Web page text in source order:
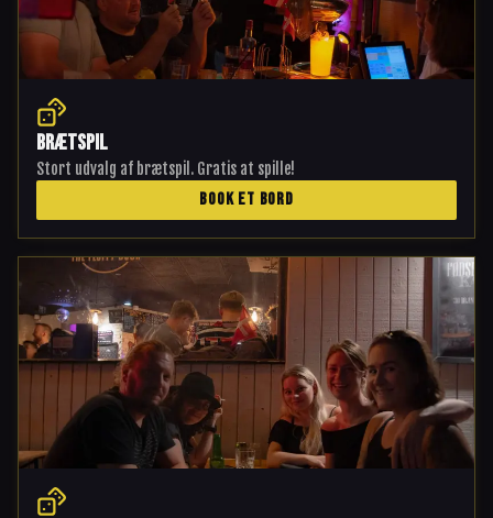
Brætspil
Stort udvalg af brætspil. Gratis at spille!
BOOK ET BORD